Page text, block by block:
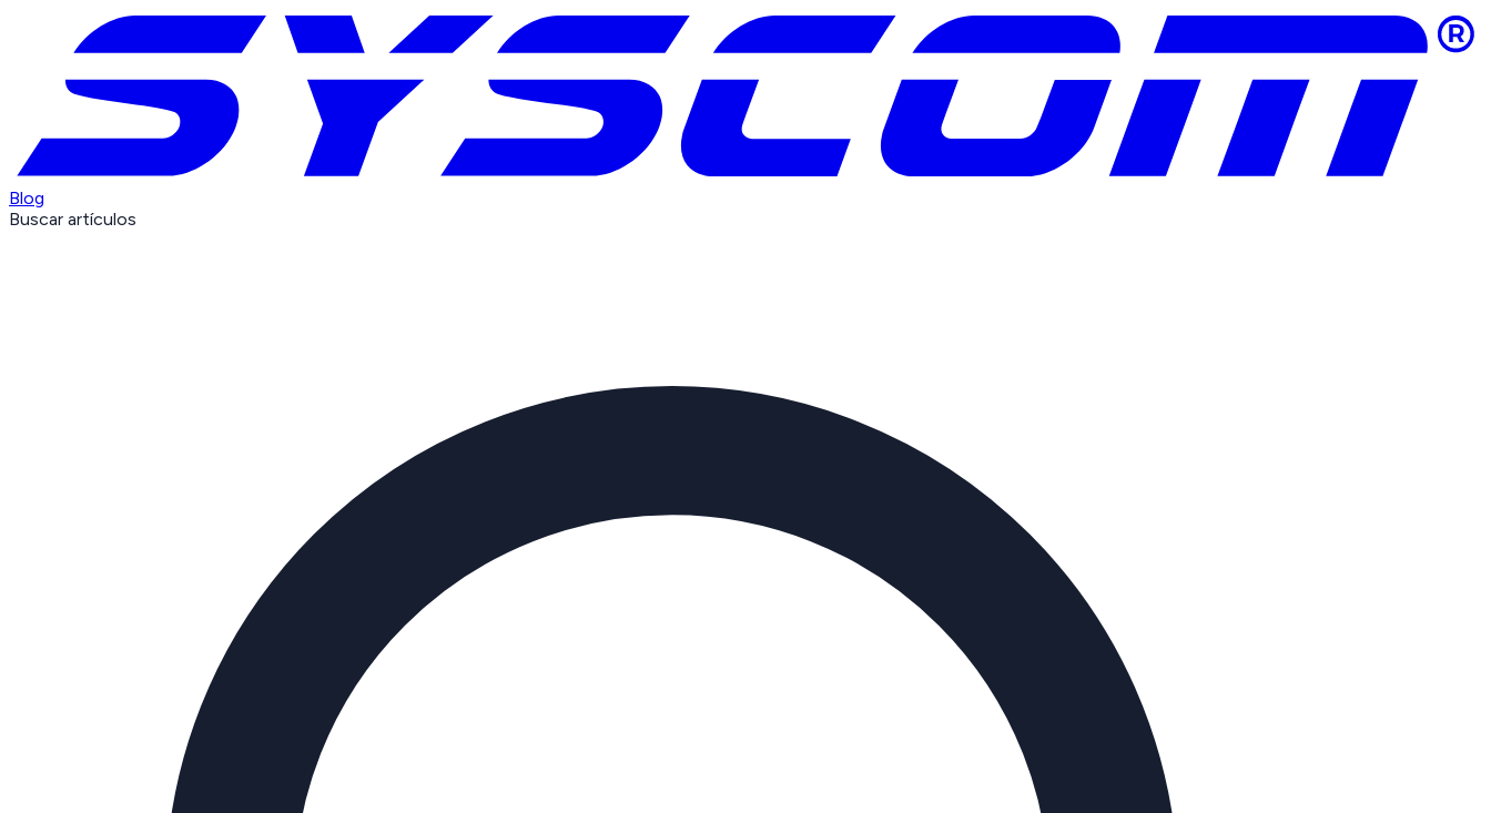
Blog
Buscar artículos